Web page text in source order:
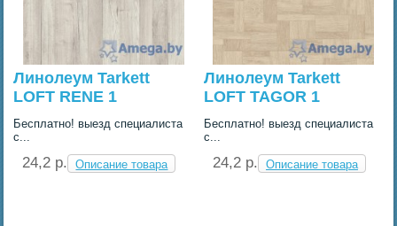
Линолеум Tarkett
LOFT RENE 1
Бесплатно! выезд специалиста
с...
24,2 p. Описание товара
Линолеум Tarkett
LOFT TAGOR 1
Бесплатно! выезд специалиста
с...
24,2 p. Описание товара